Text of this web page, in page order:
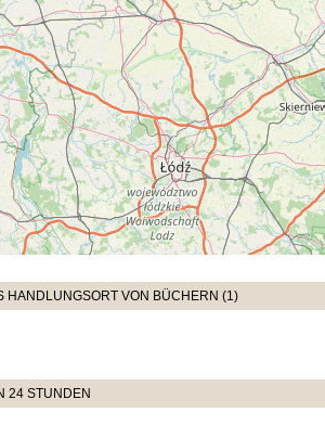
HANDLUNGSORT VON BÜCHERN (1)
24 STUNDEN